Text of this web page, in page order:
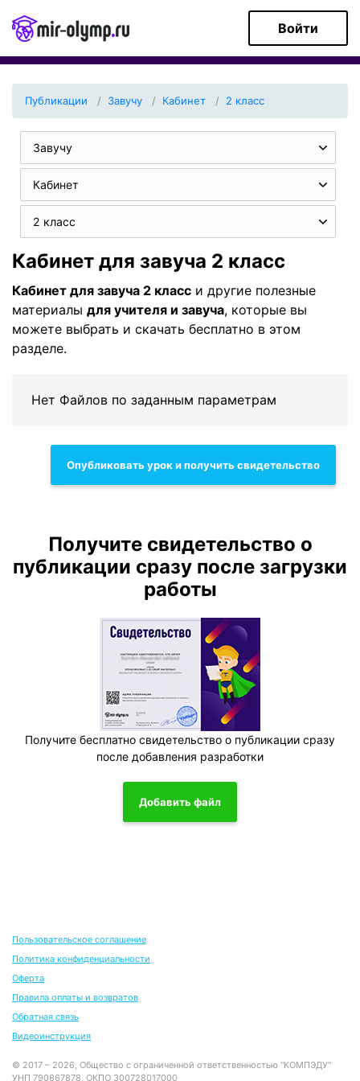
Войти
Публикации Завучу Кабинет 2 класс
Завучу
Кабинет
2 класс
Кабинет для завуча 2 класс
Кабинет для завуча 2 класс и другие полезные
материалы для учителя и завуча, которые вы
можете выбрать и скачать бесплатно в этом
разделе.
Нет Файлов по заданным параметрам
Опубликовать урок и получить свидетельство
Получите свидетельство о
публикации сразу после загрузки
работы
Получите бесплатно свидетельство о публикации сразу
после добавления разработки
Добавить файл
Пользовательское соглашение
Политика конфиденциальности
Оферта
Правила оплаты и возвратов
Обратная связь
Видеоинструкция
© 2017 – 2026, Общество с ограниченной ответственностью "КОМПЭДУ"
УНП 790867878, ОКПО 300728017000